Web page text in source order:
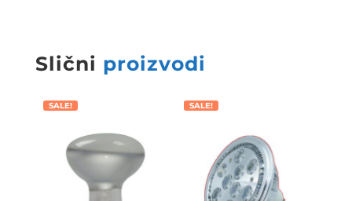
Slični proizvodi
SALE! SALE!